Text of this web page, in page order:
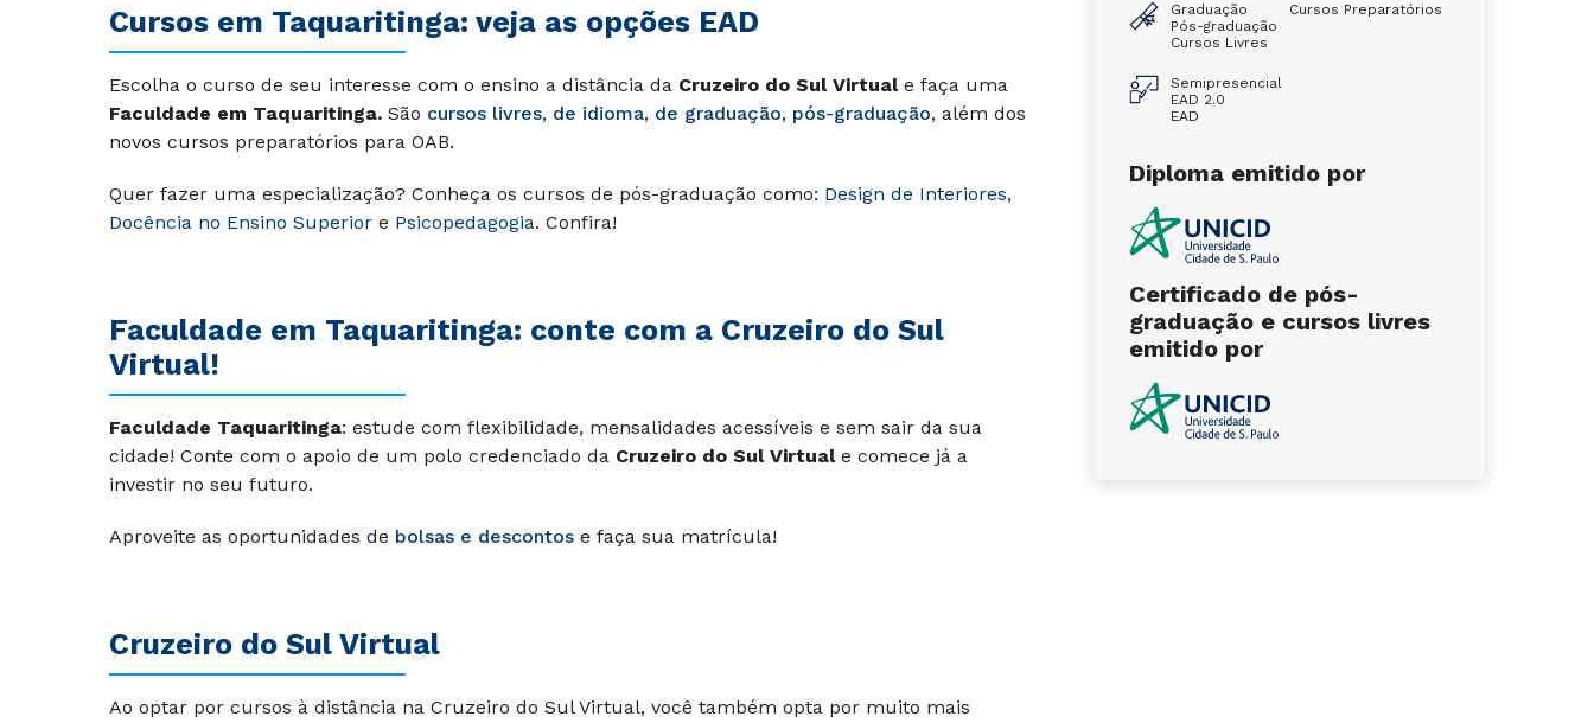
Cursos em Taquaritinga: veja as opções EAD
Escolha o curso de seu interesse com o ensino a distância da Cruzeiro do Sul Virtuale faça uma
Faculdade em Taquaritinga. São cursos livres, de idioma, de graduação, pós-graduação, além dos
novos cursos preparatórios para OAB.
Quer fazer uma especialização? Conheça os cursos de pós-graduação como: Design de Interiores,
Docência no Ensino Superior e Psicopedagogia. Confira!
Faculdade em Taquaritinga: conte com a Cruzeiro do Sul
Virtual!
Faculdade Taquaritinga: estude com flexibilidade, mensalidades acessíveis e sem sair da sua
cidade! Conte com o apoio de um polo credenciado da Cruzeiro do Sul Virtuale comece já a
investir no seu futuro.
Aproveite as oportunidades de bolsas e descontos e faça sua matrícula!
Cruzeiro do Sul Virtual
Ao optar por cursos à distância na Cruzeiro do Sul Virtual, você também opta por muito mais
Graduação
Pós-graduação
Cursos Livres
Cursos Preparatórios
Semipresencial
EAD 2.0
EAD
Diploma emitido por
Certificado de pós-
graduação e cursos livres
emitido por